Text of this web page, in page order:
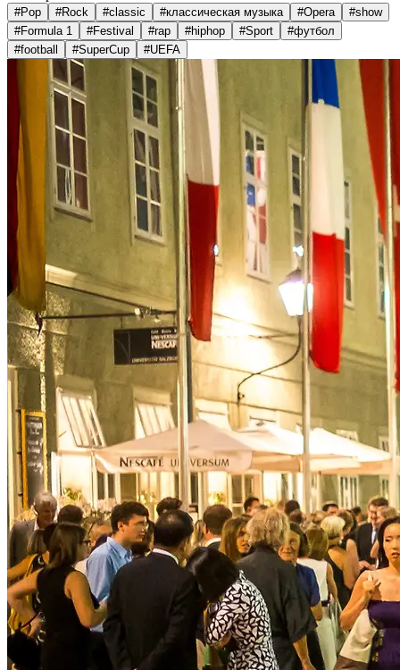
#Pop #Rock #classic #классическая музыка #Opera #show
#Formula 1 #Festival #rap #hiphop #Sport #футбол
#football #SuperCup #UEFA